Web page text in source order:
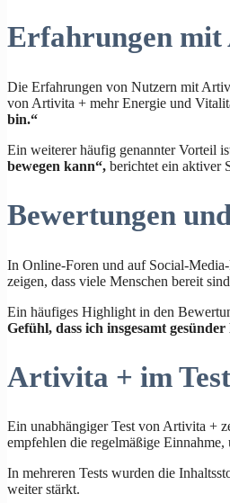
Erfahrungen
Die Erfahrungen von Nutzern mit
von Artivita + mehr Energie und
bin.“
Ein weiterer häufig genannter Vorteil
bewegen kann“, berichtet ein aktiver
Bewertungen
In Online-Foren und auf Social-
zeigen, dass viele Menschen bereit
Ein häufiges Highlight in den
Gefühl, dass ich insgesamt gesünder
Artivita + im Test
Ein unabhängiger Test von Artivita +
empfehlen die regelmäßige
In mehreren Tests wurden die
weiter stärkt.